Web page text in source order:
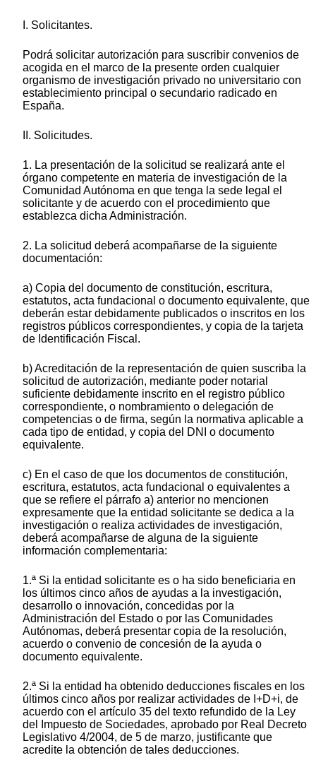
I. Solicitantes.
Podrá solicitar autorización para suscribir convenios de
acogida en el marco de la presente orden cualquier
organismo de investigación privado no universitario con
establecimiento principal o secundario radicado en
España.
II. Solicitudes.
1. La presentación de la solicitud se realizará ante el
órgano competente en materia de investigación de la
Comunidad Autónoma en que tenga la sede legal el
solicitante y de acuerdo con el procedimiento que
establezca dicha Administración.
2. La solicitud deberá acompañarse de la siguiente
documentación:
a) Copia del documento de constitución, escritura,
estatutos, acta fundacional o documento equivalente, que
deberán estar debidamente publicados o inscritos en los
registros públicos correspondientes, y copia de la tarjeta
de Identificación Fiscal.
b) Acreditación de la representación de quien suscriba la
solicitud de autorización, mediante poder notarial
suficiente debidamente inscrito en el registro público
correspondiente, o nombramiento o delegación de
competencias o de firma, según la normativa aplicable a
cada tipo de entidad, y copia del DNI o documento
equivalente.
c) En el caso de que los documentos de constitución,
escritura, estatutos, acta fundacional o equivalentes a
que se refiere el párrafo a) anterior no mencionen
expresamente que la entidad solicitante se dedica a la
investigación o realiza actividades de investigación,
deberá acompañarse de alguna de la siguiente
información complementaria:
1.ª Si la entidad solicitante es o ha sido beneficiaria en
los últimos cinco años de ayudas a la investigación,
desarrollo o innovación, concedidas por la
Administración del Estado o por las Comunidades
Autónomas, deberá presentar copia de la resolución,
acuerdo o convenio de concesión de la ayuda o
documento equivalente.
2.ª Si la entidad ha obtenido deducciones fiscales en los
últimos cinco años por realizar actividades de I+D+i, de
acuerdo con el artículo 35 del texto refundido de la Ley
del Impuesto de Sociedades, aprobado por Real Decreto
Legislativo 4/2004, de 5 de marzo, justificante que
acredite la obtención de tales deducciones.